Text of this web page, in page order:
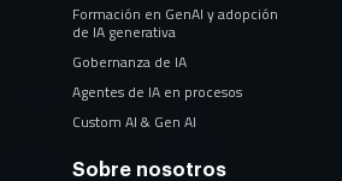
Formación en GenAI y adopción
de IA generativa
Gobernanza de IA
Agentes de IA en procesos
Custom AI & Gen AI
Sobre nosotros